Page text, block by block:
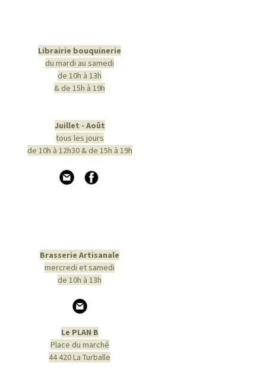
Librairie bouquinerie
du mardi au samedi
de 10h à 13h
& de 15h à 19h
Juillet - Août
tous les jours
de 10h à 12h30 & de 15h à 19h
Brasserie Artisanale
mercredi et samedi
de 10h à 13h
Le PLAN B
Place du marché
44 420 La Turballe